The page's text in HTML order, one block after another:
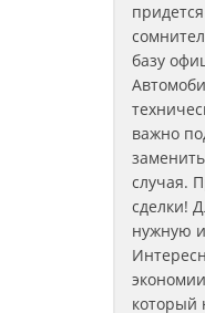
базу
важно
случая.
сделки!
нужную
который